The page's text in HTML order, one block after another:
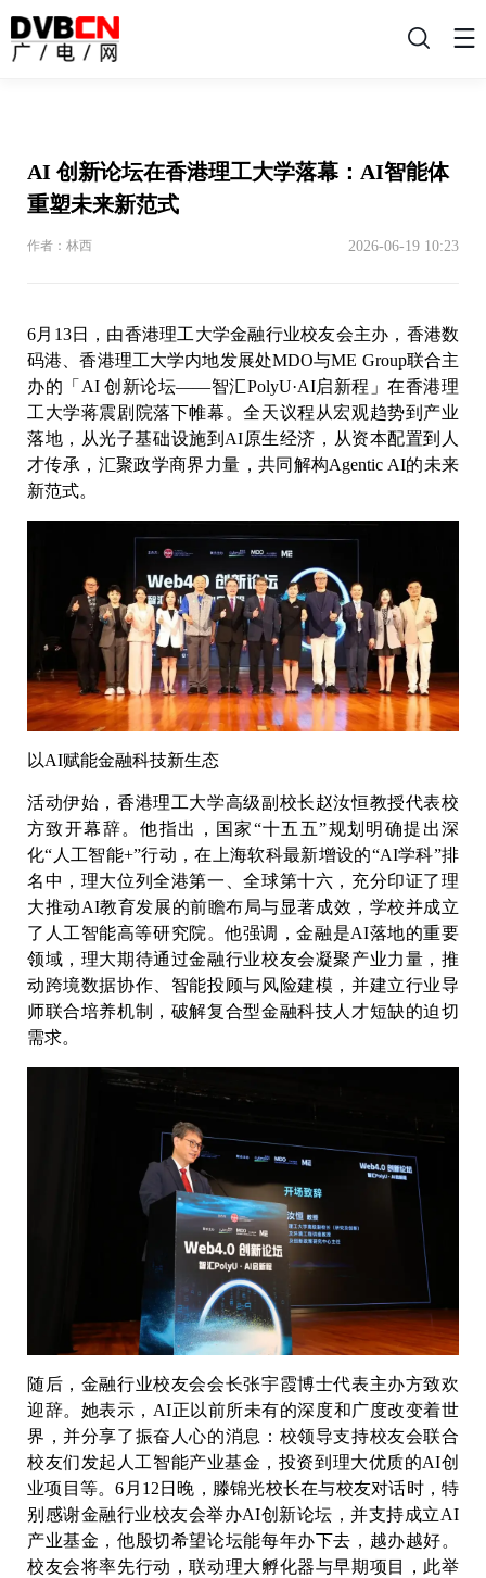
搜
AI 创新论坛在香港理工大学落幕：AI智能体
重塑未来新范式
作者：林西 2026-06-19 10:23
6月13日，由香港理工大学金融行业校友会主办，香港数
码港、香港理工大学内地发展处MDO与ME Group联合主
办的「AI 创新论坛——智汇PolyU·AI启新程」在香港理
工大学蒋震剧院落下帷幕。全天议程从宏观趋势到产业
落地，从光子基础设施到AI原生经济，从资本配置到人
才传承，汇聚政学商界力量，共同解构Agentic AI的未来
新范式。
以AI赋能金融科技新生态
活动伊始，香港理工大学高级副校长赵汝恒教授代表校
方致开幕辞。他指出，国家“十五五”规划明确提出深
化“人工智能+”行动，在上海软科最新增设的“AI学科”排
名中，理大位列全港第一、全球第十六，充分印证了理
大推动AI教育发展的前瞻布局与显著成效，学校并成立
了人工智能高等研究院。他强调，金融是AI落地的重要
领域，理大期待通过金融行业校友会凝聚产业力量，推
动跨境数据协作、智能投顾与风险建模，并建立行业导
师联合培养机制，破解复合型金融科技人才短缺的迫切
需求。
随后，金融行业校友会会长张宇霞博士代表主办方致欢
迎辞。她表示，AI正以前所未有的深度和广度改变着世
界，并分享了振奋人心的消息：校领导支持校友会联合
校友们发起人工智能产业基金，投资到理大优质的AI创
业项目等。6月12日晚，滕锦光校长在与校友对话时，特
别感谢金融行业校友会举办AI创新论坛，并支持成立AI
产业基金，他殷切希望论坛能每年办下去，越办越好。
校友会将率先行动，联动理大孵化器与早期项目，此举